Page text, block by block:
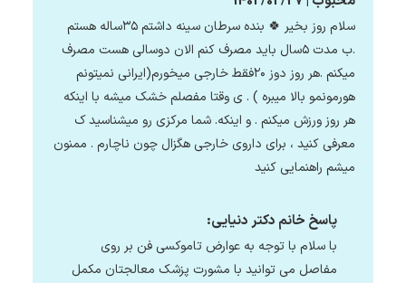
سلام روز بخیر 🍀 بنده سرطان سینه داشتم ۳۵ساله هستم
.ب مدت ۵سال باید مصرف کنم الان دوسالی هست مصرف
میکنم .هر روز دوز ۲۰فقط خارجی میخورم(ایرانی نمیتونم
هورمونمو بالا میبره ) . ی وقتا مفصلم خشک میشه با اینکه
هر روز ورزش میکنم . و اینکه. شما مرکزی رو میشناسید ک
معرفی کنید ، برای داروی خارجی هگزال چون ناچارم . ممنون
میشم راهنمایی کنید ‌
پاسخ خانم دکتر دنیایی:
با سلام با توجه به عوارض تاموکسی فن بر روی
مفاصل می توانید با مشورت پزشک معالجتان مکمل